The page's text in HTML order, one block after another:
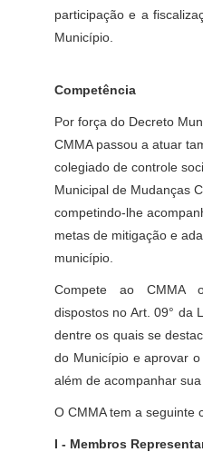
participação e a
Município.
Competência
Por força do Decreto
CMMA passou a atuar
colegiado de controle
Municipal de Mudanças
competindo-lhe
metas de mitigação e
município.
Compete ao CMMA
dispostos no Art. 09° da
dentre os quais se
do Município e aprovar
além de acompanhar sua
O CMMA tem a seguinte
I - Membros